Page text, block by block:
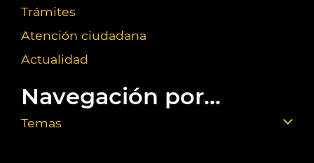
Trámites
Atención ciudadana
Actualidad
Navegación por...
Temas